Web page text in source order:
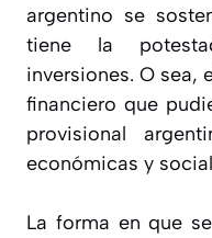
argentino se
tiene la
inversiones. O sea,
financiero que
provisional
económicas y
La forma en que